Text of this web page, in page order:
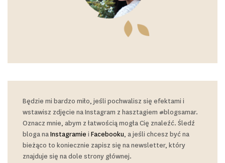
Będzie mi bardzo miło, jeśli pochwalisz się efektami i
wstawisz zdjęcie na Instagram z hasztagiem #blogsamar.
Oznacz mnie, abym z łatwością mogła Cię znaleźć. Śledź
bloga naInstagramie i Facebooku, a jeśli chcesz być na
bieżąco to koniecznie zapisz się na newsletter, który
znajduje się na dole strony głównej.